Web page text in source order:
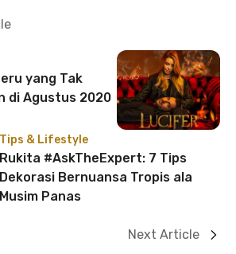
yang Tak
di Agustus 2020
Tips & Lifestyle
Rukita #AskTheExpert: 7 Tips
Dekorasi Bernuansa Tropis ala
Musim Panas
Next Article